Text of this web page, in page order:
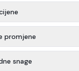
promjene
snage